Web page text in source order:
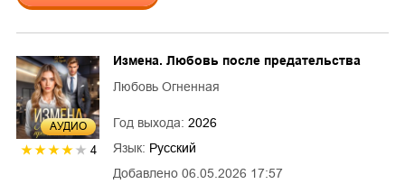
AУДИО
4
Добавлено 06.05.2026 17:57
Измена. Любовь после предательства
Любовь Огненная
Год выхода: 2026
Язык: Русский